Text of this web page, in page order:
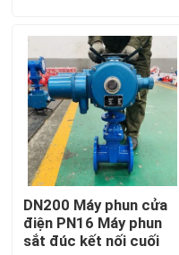
Các sản phẩm
Video
Về chúng tôi
Tham quan nhà máy
DN200 Máy phun cửa
điện PN16 Máy phun
sắt đúc kết nối cuối